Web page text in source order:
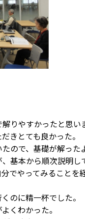
りやすかったと思い
きとても良かった。
ので、基礎が解った
基本から順次説明し
やってみることを
のに精一杯でした。
くわかった。